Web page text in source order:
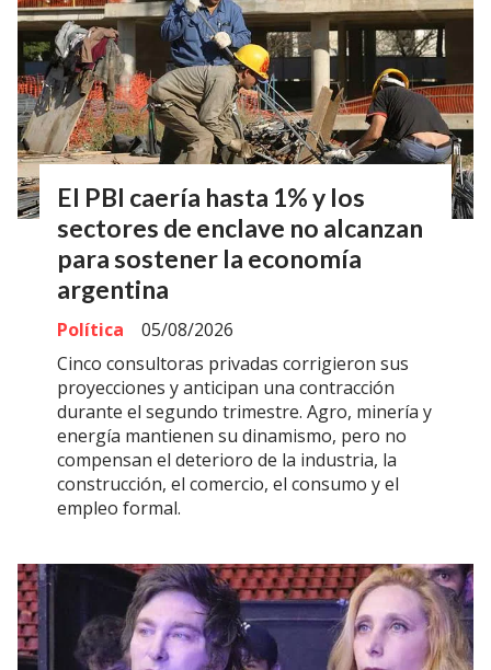
El PBI caería hasta 1% y los
sectores de enclave no alcanzan
para sostener la economía
argentina
Política
05/08/2026
Cinco consultoras privadas corrigieron sus
proyecciones y anticipan una contracción
durante el segundo trimestre. Agro, minería y
energía mantienen su dinamismo, pero no
compensan el deterioro de la industria, la
construcción, el comercio, el consumo y el
empleo formal.